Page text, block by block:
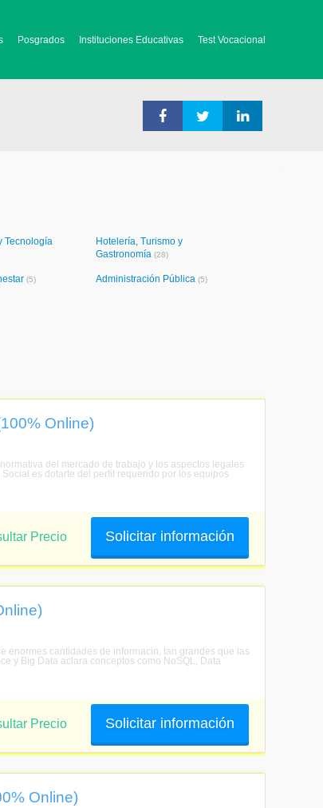
Posgrados Instituciones Educativas Test Vocacional
Tecnología
Hotelería, Turismo y
Gastronomía (28)
(5) Administración Pública (5)
Online)
del mercado de trabajo y los aspectos legales
es dotarte del perfil requerido por los equipos
Solicitar información
Precio
enormes cantidades de informacin, tan grandes que las
y Big Data aclara conceptos como NoSQL, Data
Solicitar información
Precio
Online)